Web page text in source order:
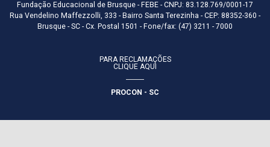
Fundação Educacional de Brusque - FEBE - CNPJ: 83.128.769/0001-17
Rua Vendelino Maffezzolli, 333 - Bairro Santa Terezinha - CEP: 88352-360 -
Brusque - SC - Cx. Postal 1501 - Fone/fax: (47) 3211 - 7000
PARA RECLAMAÇÕES
CLIQUE AQUI
PROCON - SC